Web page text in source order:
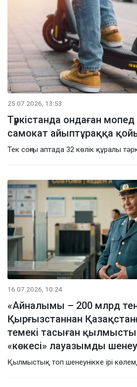
25.07.2026, 13:53
Түркістанда ондаған
самокат айыптұраққа
Тек соңғы аптада 32 көлік құралы
16.07.2026, 10:24
«Айналымы – 200 млрд
Қырғызстаннан
темекі тасыған
«көкесі» лауазымды
Қылмыстық топ шенеунікке ірі